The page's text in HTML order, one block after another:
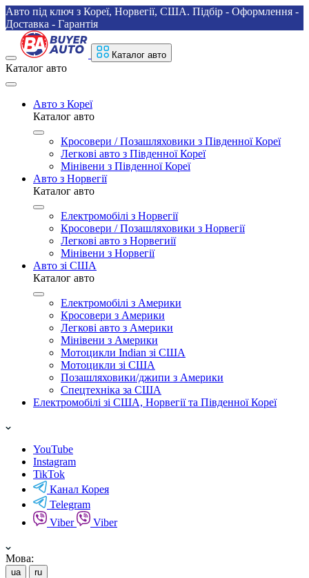
Авто під ключ з Кореї, Норвегії, США. Підбір - Оформлення -
Доставка - Гарантія
Каталог авто
Каталог авто
Авто з Кореї
Каталог авто
Кросовери / Позашляховики з Південної Кореї
Легкові авто з Південної Кореї
Мінівени з Південної Кореї
Авто з Норвегії
Каталог авто
Електромобілі з Норвегії
Кросовери / Позашляховики з Норвегії
Легкові авто з Норвегиії
Мінівени з Норвегії
Авто зі США
Каталог авто
Електромобілі з Америки
Кросовери з Америки
Легкові авто з Америки
Мінівени з Америки
Мотоцикли Indian зі США
Мотоцикли зі США
Позашляховики/джипи з Америки
Спецтехніка за США
Електромобілі зі США, Норвегії та Південної Кореї
YouTube
Instagram
TikTok
Канал Корея
Telegram
Viber
Viber
Мова:
ua ru